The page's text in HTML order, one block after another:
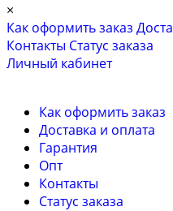
×
Как оформить заказ
Контакты Cтатус заказа
Личный кабинет
Как оформить заказ
Доставка и оплата
Гарантия
Опт
Контакты
Cтатус заказа